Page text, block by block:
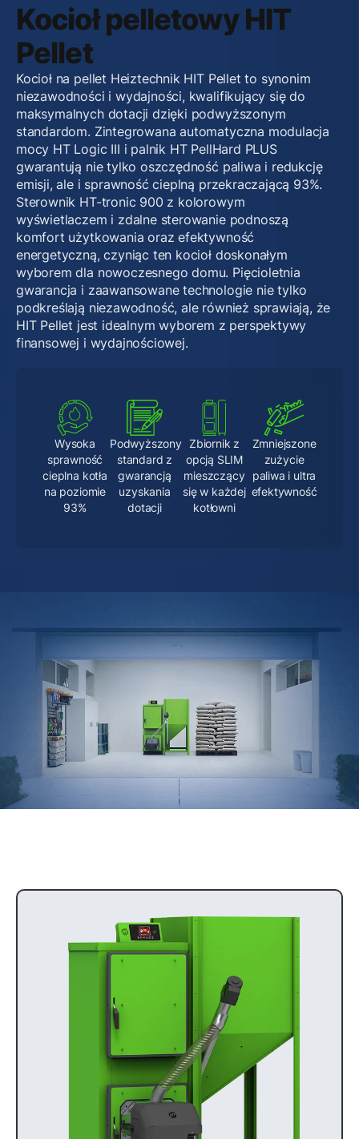
Kocioł pelletowy HIT
Pellet
Kocioł na pellet Heiztechnik HIT Pellet to synonim
niezawodności i wydajności, kwalifikujący się do
maksymalnych dotacji dzięki podwyższonym
standardom. Zintegrowana automatyczna modulacja
mocy HT Logic III i palnik HT PellHard PLUS
gwarantują nie tylko oszczędność paliwa i redukcję
emisji, ale i sprawność cieplną przekraczającą 93%.
Sterownik HT-tronic 900 z kolorowym
wyświetlaczem i zdalne sterowanie podnoszą
komfort użytkowania oraz efektywność
energetyczną, czyniąc ten kocioł doskonałym
wyborem dla nowoczesnego domu. Pięcioletnia
gwarancja i zaawansowane technologie nie tylko
podkreślają niezawodność, ale również sprawiają, że
HIT Pellet jest idealnym wyborem z perspektywy
finansowej i wydajnościowej.
Wysoka
sprawność
cieplna kotła
na poziomie
93%
Podwyższony
standard z
gwarancją
uzyskania
dotacji
Zbiornik z
opcją SLIM
mieszczący
się w każdej
kotłowni
Zmniejszone
zużycie
paliwa i ultra
efektywność